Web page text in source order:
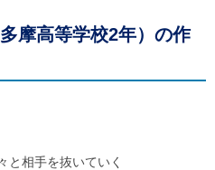
摩高等学校2年）の作
と相手を抜いていく